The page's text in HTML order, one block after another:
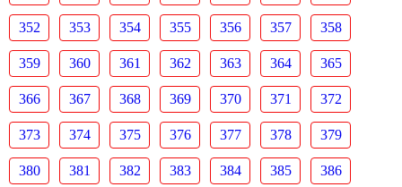
352 353 354 355 356 357 358
359 360 361 362 363 364 365
366 367 368 369 370 371 372
373 374 375 376 377 378 379
380 381 382 383 384 385 386